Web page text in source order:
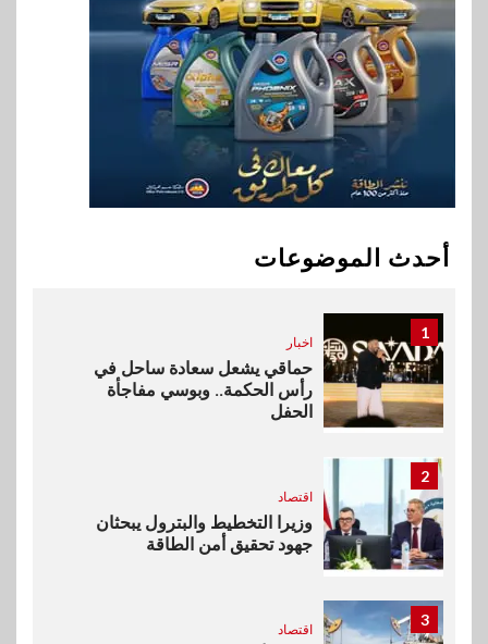
أحدث الموضوعات
9 اخبار
فيكسد مصر و”حلول” تتشاركان
في تطوير أول منصة للسياحة
الصحية في مصر والشرق الأوسط
وأفريقيا Tour4Cure
سوق وصلة
جهازًا مثاليًا للشباب
1
اخبار
حماقي يشعل سعادة ساحل في
رأس الحكمة.. وبوسي مفاجأة
الحفل
2
اقتصاد
وزيرا التخطيط والبترول يبحثان
جهود تحقيق أمن الطاقة
3
اقتصاد